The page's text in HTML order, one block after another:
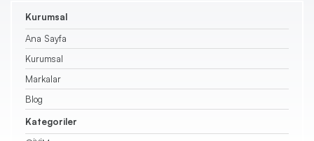
Kurumsal
Ana Sayfa
Kurumsal
Markalar
Blog
Kategoriler
Kazak
Pantolon
Etek